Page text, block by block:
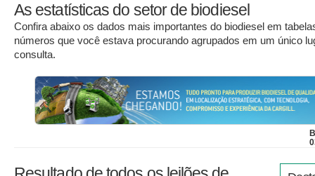
As estatísticas do setor de biodiesel
Confira abaixo os dados mais importantes do biodiesel em
números que você estava procurando agrupados em um único
consulta.